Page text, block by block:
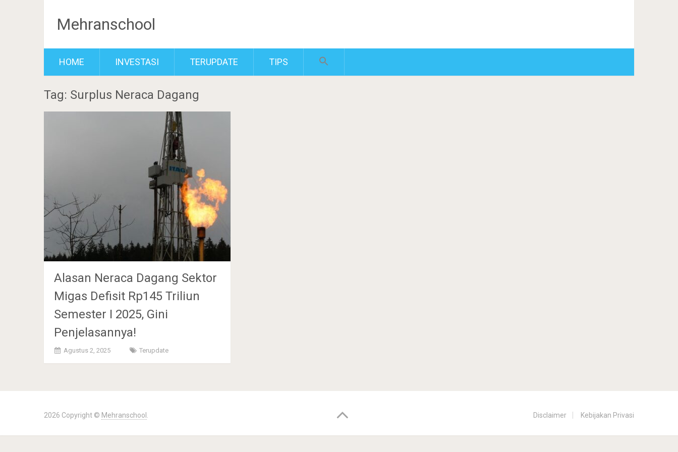
Mehranschool
HOME INVESTASI TERUPDATE TIPS
Tag: Surplus Neraca Dagang
Alasan Neraca Dagang Sektor
Migas Defisit Rp145 Triliun
Semester I 2025, Gini
Penjelasannya!
Agustus 2, 2025 Terupdate
2026 Copyright © Mehranschool Disclaimer Kebijakan Privasi